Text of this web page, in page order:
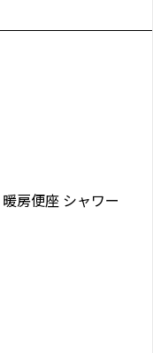
暖房便座 シャワー